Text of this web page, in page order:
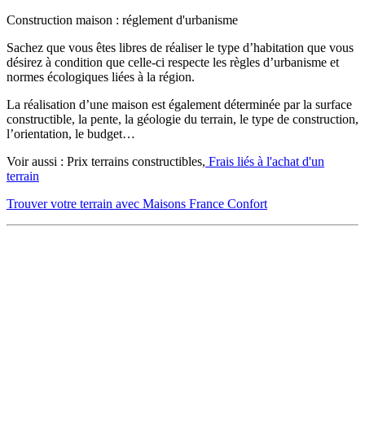
Construction maison : réglement d'urbanisme
Sachez que vous êtes libres de réaliser le type d’habitation que vous
désirez à condition que celle-ci respecte les règles d’urbanisme et
normes écologiques liées à la région.
La réalisation d’une maison est également déterminée par la surface
constructible, la pente, la géologie du terrain, le type de construction,
l’orientation, le budget…
Voir aussi : Prix terrains constructibles, Frais liés à l'achat d'un
terrain
Trouver votre terrain avec Maisons France Confort